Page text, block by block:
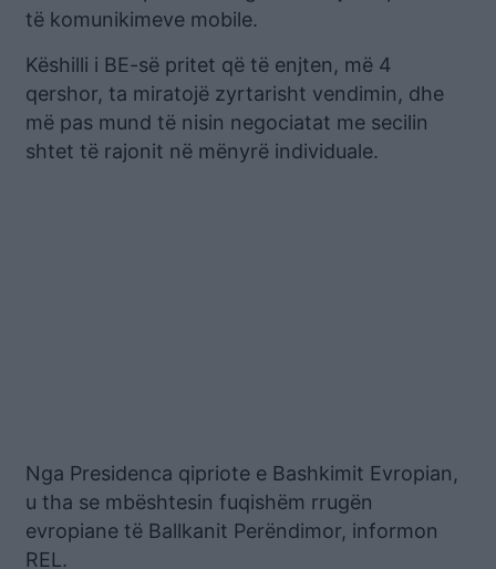
të komunikimeve mobile.
Këshilli i BE-së pritet që të enjten, më 4
qershor, ta miratojë zyrtarisht vendimin, dhe
më pas mund të nisin negociatat me secilin
shtet të rajonit në mënyrë individuale.
Nga Presidenca qipriote e Bashkimit Evropian,
u tha se mbështesin fuqishëm rrugën
evropiane të Ballkanit Perëndimor, informon
REL.